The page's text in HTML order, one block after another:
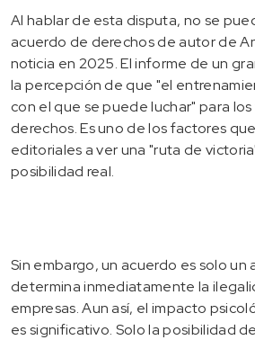
Al hablar de esta disputa, no se
acuerdo de derechos de autor de
noticia en 2025. El informe de un
la percepción de que "el
con el que se puede luchar" para
derechos. Es uno de los factores
editoriales a ver una "ruta de
posibilidad real.
Sin embargo, un acuerdo es solo un
determina inmediatamente la
empresas. Aun así, el impacto
es significativo. Solo la posibilidad